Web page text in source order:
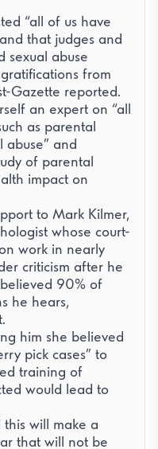
“all of us have
that judges and
sexual abuse
from
Gazette reported.
an expert on “all
as parental
abuse” and
of parental
impact on
to Mark Kilmer,
whose court-
work in nearly
criticism after he
90% of
he hears,
him she believed
pick cases” to
training of
would lead to
will make a
that will not be